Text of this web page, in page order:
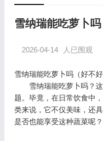
雪纳瑞能吃萝卜吗
2026-04-14 人已围观
雪纳瑞能吃萝卜吗（好不好
雪纳瑞能吃萝卜吗？这
题。毕竟，在日常饮食中
类来说，它不仅美味，还
是否也能享受这种蔬菜呢？